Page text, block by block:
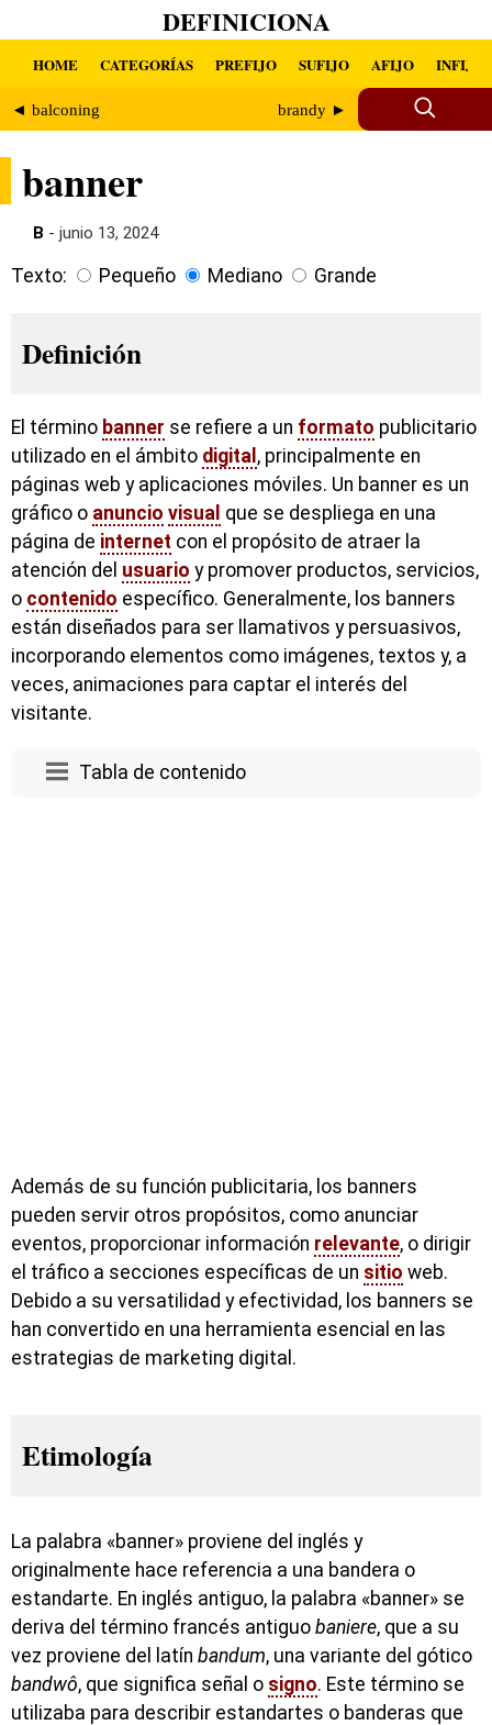
DEFINICIONA
HOME CATEGORÍAS PREFIJO SUFIJO AFIJO INFIJO
◄ balconing brandy ►
banner
B - junio 13, 2024
Texto: Pequeño Mediano Grande
Definición
El término banner se refiere a un formato publicitario
utilizado en el ámbito digital , principalmente en
páginas web y aplicaciones móviles. Un banner es un
gráfico o anuncio visual que se despliega en una
página de internet con el propósito de atraer la
atención del usuario y promover productos, servicios,
o contenido específico. Generalmente, los banners
están diseñados para ser llamativos y persuasivos,
incorporando elementos como imágenes, textos y, a
veces, animaciones para captar el interés del
visitante.
Tabla de contenido
Además de su función publicitaria, los banners
pueden servir otros propósitos, como anunciar
eventos, proporcionar información relevante, o dirigir
el tráfico a secciones específicas de un sitio web.
Debido a su versatilidad y efectividad, los banners se
han convertido en una herramienta esencial en las
estrategias de marketing digital.
Etimología
La palabra «banner» proviene del inglés y
originalmente hace referencia a una bandera o
estandarte. En inglés antiguo, la palabra «banner» se
deriva del término francés antiguo baniere, que a su
vez proviene del latín bandum, una variante del gótico
bandwô, que significa señal o signo. Este término se
utilizaba para describir estandartes o banderas que